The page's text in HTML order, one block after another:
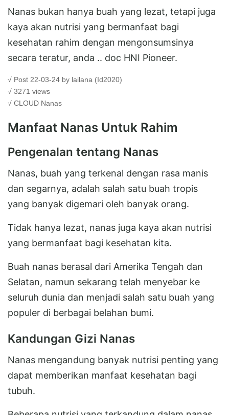
Nanas bukan hanya buah yang lezat, tetapi juga
kaya akan nutrisi yang bermanfaat bagi
kesehatan rahim dengan mengonsumsinya
secara teratur, anda .. doc HNI Pioneer.
√ Post 22-03-24 by lailana (Id2020)
√ 3271 views
√ CLOUD Nanas
Manfaat Nanas Untuk Rahim
Pengenalan tentang Nanas
Nanas, buah yang terkenal dengan rasa manis
dan segarnya, adalah salah satu buah tropis
yang banyak digemari oleh banyak orang.
Tidak hanya lezat, nanas juga kaya akan nutrisi
yang bermanfaat bagi kesehatan kita.
Buah nanas berasal dari Amerika Tengah dan
Selatan, namun sekarang telah menyebar ke
seluruh dunia dan menjadi salah satu buah yang
populer di berbagai belahan bumi.
Kandungan Gizi Nanas
Nanas mengandung banyak nutrisi penting yang
dapat memberikan manfaat kesehatan bagi
tubuh.